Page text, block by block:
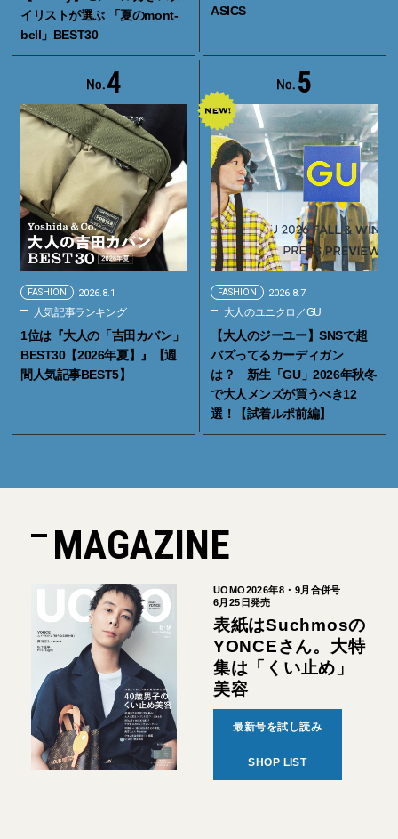
イリストが選ぶ 「夏のmont-
bell」BEST30
ASICS
4
FASHION 2026.8.1
人気記事ランキング
1位は『大人の「吉田カバン」
BEST30【2026年夏】』【週
間人気記事BEST5】
5
FASHION 2026.8.7
大人のユニクロ／GU
【大人のジーユー】SNSで超
バズってるカーディガン
は？ 新生「GU」2026年秋冬
で大人メンズが買うべき12
選！【試着ルポ前編】
MAGAZINE
UOMO2026年8・9月合併号
6月25日発売
表紙はSuchmosの
YONCEさん。大特
集は「くい止め」
美容
最新号を試し読み
SHOP LIST